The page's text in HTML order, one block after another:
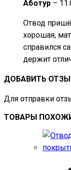
Аботур –
Отвод
хорошая,
справился
держит
ДОБАВИТЬ
Для отправки
ТОВАРЫ